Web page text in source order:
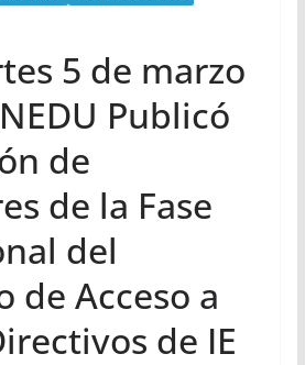
5 de marzo
Publicó
de
de la Fase
del
de Acceso a
de IE